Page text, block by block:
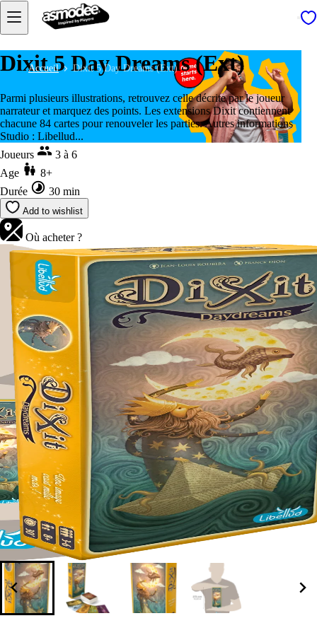
Accueil Dixit 5 Day Dreams (Ext)
Dixit 5 Day Dreams (Ext)
Parmi plusieurs illustrations, retrouvez celle décrite par le joueur
narrateur et marquez des points. Les extensions Dixit contiennent
chacune 84 cartes pour renouveler les parties. Autres informations
Studio : Libellud...
Joueurs
3 à 6
Age
8+
Durée
30 min
Add to wishlist
Où acheter ?